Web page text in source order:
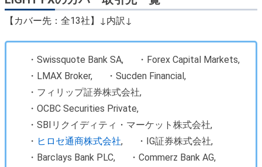
【カバー先：全13社】↓内訳↓
・Swissquote Bank SA,
・Forex Capital Markets,
・LMAX Broker,
・Sucden Financial,
・フィリップ証券株式会社,
・OCBC Securities Private,
・SBIリクイディティ・マーケット株式会社,
・ ヒロセ通商株式会社,
・IG証券株式会社,
・Barclays Bank PLC,
・Commerz Bank AG,